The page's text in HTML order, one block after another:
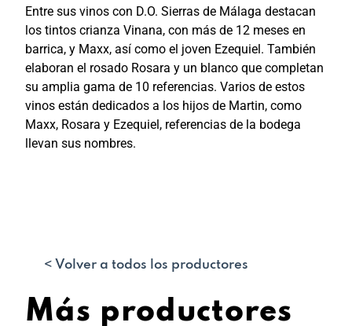
Entre sus vinos con D.O. Sierras de Málaga destacan
los tintos crianza Vinana, con más de 12 meses en
barrica, y Maxx, así como el joven Ezequiel. También
elaboran el rosado Rosara y un blanco que completan
su amplia gama de 10 referencias. Varios de estos
vinos están dedicados a los hijos de Martin, como
Maxx, Rosara y Ezequiel, referencias de la bodega
llevan sus nombres.
< Volver a todos los productores
Más productores